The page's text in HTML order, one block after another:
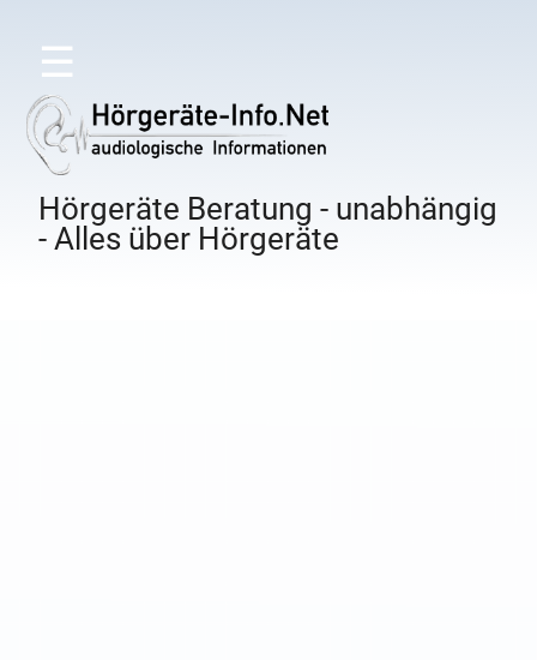
☰
Hörgeräte Beratung - unabhängig
- Alles über Hörgeräte